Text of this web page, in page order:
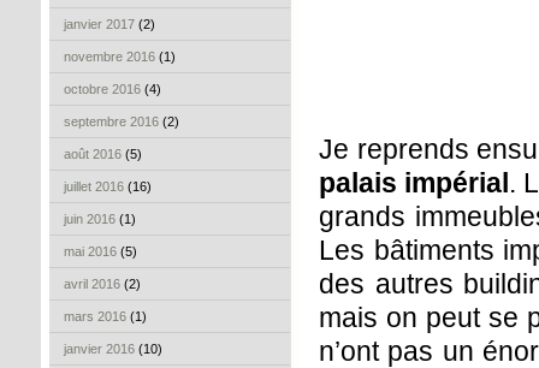
janvier 2017 (2)
novembre 2016 (1)
octobre 2016 (4)
septembre 2016 (2)
août 2016 (5)
juillet 2016 (16)
juin 2016 (1)
mai 2016 (5)
avril 2016 (2)
mars 2016 (1)
janvier 2016 (10)
Je reprends
palais impérial.
grands
Les bâtiments
des autres
mais on peut se
n’ont pas un